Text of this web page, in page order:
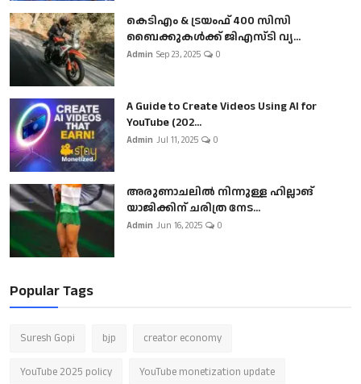
കെടിഎം & ട്രയംഫ് 400 സിസി
ബൈക്കുകൾക്ക് ജിഎസ്ടി വ്യ...
Admin Sep 23, 2025 0
A Guide to Create Videos Using AI for
YouTube (202...
Admin Jul 11, 2025 0
അരുണാചലിൽ നിന്നുള്ള ഹില്ലാങ്
യാജിക്കിന് ചരിത്ര നേട...
Admin Jun 16, 2025 0
Popular Tags
Suresh Gopi bjp creator economy
YouTube 2025 policy YouTube monetization update